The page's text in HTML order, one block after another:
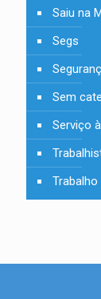
Saiu na
Segs
Sem
Serviço
Trabalho